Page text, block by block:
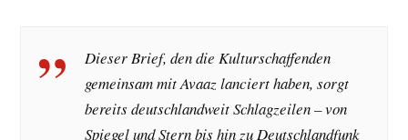
Dieser Brief, den die Kulturschaffenden
gemeinsam mit Avaaz lanciert haben, sorgt
bereits deutschlandweit Schlagzeilen – von
Spiegel und Stern bis hin zu Deutschlandfunk